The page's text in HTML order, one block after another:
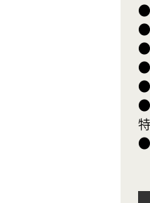
●
●
●
●
●
●
●